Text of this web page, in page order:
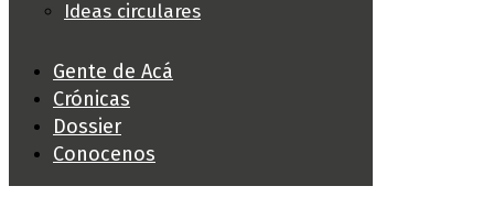
Ideas circulares
Gente de Acá
Crónicas
Dossier
Conocenos